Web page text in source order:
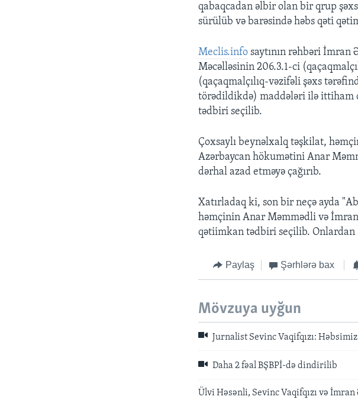
qabaqcadan əlbir olan bir qrup
sürülüb və barəsində həbs qəti
Meclis.info saytının rəhbəri İmran
Məcəlləsinin 206.3.1-ci
(qaçaqmalçılıq-vəzifəli şəxs
törədildikdə) maddələri ilə ittiham
tədbiri seçilib.
Çoxsaylı beynəlxalq təşkilat,
Azərbaycan hökumətini Anar
dərhal azad etməyə çağırıb.
Xatırladaq ki, son bir neçə ayda
həmçinin Anar Məmmədli və
qətiimkan tədbiri seçilib. Onlardan
Paylaş Şərhlərə bax
Mövzuya uyğun
Jurnalist Sevinc Vaqifqızı:
Daha 2 fəal BŞBPİ-də dindirilib
Ülvi Həsənli, Sevinc Vaqifqızı və